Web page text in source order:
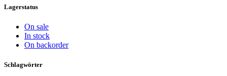
Lagerstatus
On sale
In stock
On backorder
Schlagwörter